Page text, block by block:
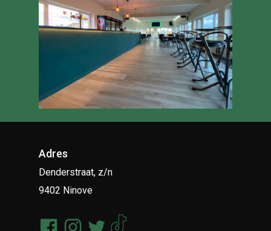
Adres
Denderstraat, z/n
9402 Ninove